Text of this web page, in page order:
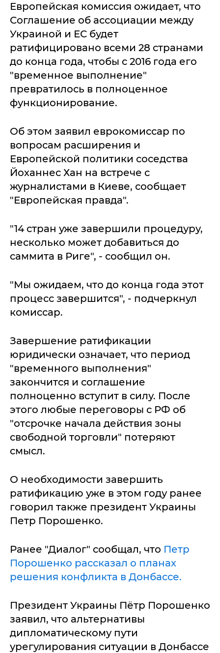
Европейская комиссия ожидает, что
Соглашение об ассоциации между
Украиной и ЕС будет
ратифицировано всеми 28 странами
до конца года, чтобы с 2016 года его
"временное выполнение"
превратилось в полноценное
функционирование.
Об этом заявил еврокомиссар по
вопросам расширения и
Европейской политики соседства
Йоханнес Хан на встрече с
журналистами в Киеве, сообщает
"Европейская правда".
"14 стран уже завершили процедуру,
несколько может добавиться до
саммита в Риге", - сообщил он.
"Мы ожидаем, что до конца года этот
процесс завершится", - подчеркнул
комиссар.
Завершение ратификации
юридически означает, что период
"временного выполнения"
закончится и соглашение
полноценно вступит в силу. После
этого любые переговоры с РФ об
"отсрочке начала действия зоны
свободной торговли" потеряют
смысл.
О необходимости завершить
ратификацию уже в этом году ранее
говорил также президент Украины
Петр Порошенко.
Ранее "Диалог" сообщал, что Петр
Порошенко рассказал о планах
решения конфликта в Донбассе.
Президент Украины Пётр Порошенко
заявил, что альтернативы
дипломатическому пути
урегулирования ситуации в Донбассе